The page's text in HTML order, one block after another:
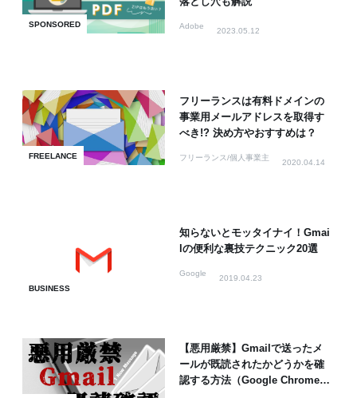
SPONSORED Adobe
2023.05.12
FREELANCE
フリーランスは有料ドメインの
事業用メールアドレスを取得す
べき!? 決め方やおすすめは？
フリーランス/個人事業主
2020.04.14
BUSINESS
知らないとモッタイナイ！Gmai
lの便利な裏技テクニック20選
Google
2019.04.23
【悪用厳禁】Gmailで送ったメ
ールが既読されたかどうかを確
認する方法（Google Chrome拡